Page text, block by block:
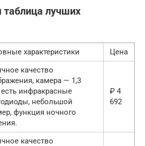
таблица лучших
характеристики Цена
качество
камера — 1,3
инфракрасные
небольшой
функция ночного
₽ 4
692
качество